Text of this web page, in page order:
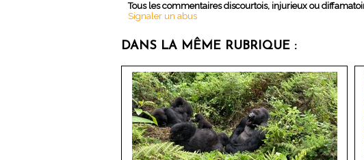
Tous les commentaires discourtois, injurieux ou
Signaler un abus
DANS LA MÊME RUBRIQUE :